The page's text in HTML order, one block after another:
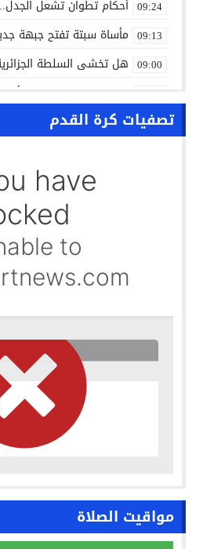
09:24 أحكام تطوان تشعل
09:13 مأساة سبتة تفتح جبهة
09:00 هل تخشى السلطة
10:13 الاتفاق الفلاحي المغربي
حرب الظل الرقمية..
واشنطن تفتح ملف
غضب تونسي في وجه تبون..
تصفيات كرة القدم
مواقيت الصلاة